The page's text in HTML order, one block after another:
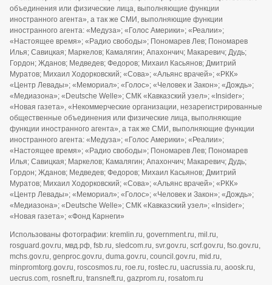
объединения или физические лица, выполняющие функции
иностранного агента», а так же СМИ, выполняющие функции
иностранного агента: «Медуза»; «Голос Америки»; «Реалии»;
«Настоящее время»; «Радио свободы»; Пономарев Лев; Пономарев
Илья; Савицкая; Маркелов; Камалягин; Апахончич; Макаревич; Дудь;
Гордон; Жданов; Медведев; Федоров; Михаил Касьянов; Дмитрий
Муратов; Михаил Ходорковский; «Сова»; «Альянс врачей»; «РКК»
«Центр Левады»; «Мемориал»; «Голос»; «Человек и Закон»; «Дождь»;
«Медиазона»; «Deutsche Welle»; СМК «Кавказский узел»; «Insider»;
«Новая газета», «Некоммерческие организации, незарегистрированные
общественные объединения или физические лица, выполняющие
функции иностранного агента», а так же СМИ, выполняющие функции
иностранного агента: «Медуза»; «Голос Америки»; «Реалии»;
«Настоящее время»; «Радио свободы»; Пономарев Лев; Пономарев
Илья; Савицкая; Маркелов; Камалягин; Апахончич; Макаревич; Дудь;
Гордон; Жданов; Медведев; Федоров; Михаил Касьянов; Дмитрий
Муратов; Михаил Ходорковский; «Сова»; «Альянс врачей»; «РКК»
«Центр Левады»; «Мемориал»; «Голос»; «Человек и Закон»; «Дождь»;
«Медиазона»; «Deutsche Welle»; СМК «Кавказский узел»; «Insider»;
«Новая газета»; «Фонд Карнеги»
Использованы фотографии: kremlin.ru, government.ru, mil.ru,
rosguard.gov.ru, мвд.рф, fsb.ru, sledcom.ru, svr.gov.ru, scrf.gov.ru, fso.gov.ru,
mchs.gov.ru, genproc.gov.ru, duma.gov.ru, council.gov.ru, mid.ru,
minpromtorg.gov.ru, roscosmos.ru, roe.ru, rostec.ru, uacrussia.ru, aoosk.ru,
uecrus.com, rosneft.ru, transneft.ru, gazprom.ru, rosatom.ru